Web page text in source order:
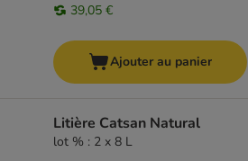
39,05 €
Ajouter au panier
Litière Catsan Natural
lot % : 2 x 8 L